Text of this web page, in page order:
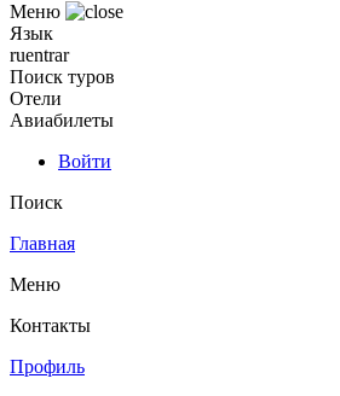
Меню
Язык
ruentrar
Поиск туров
Отели
Авиабилеты
Войти
Поиск
Главная
Меню
Контакты
Профиль